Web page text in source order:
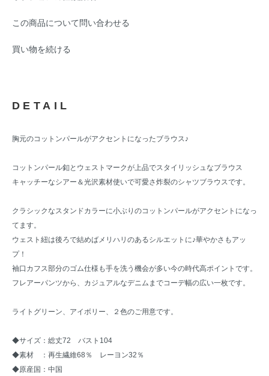
この商品について問い合わせる
買い物を続ける
DETAIL
胸元のコットンパールがアクセントになったブラウス♪
コットンパール釦とウェストマークが上品でスタイリッシュなブラウス
キャッチーなシアー＆光沢素材使いで可愛さ炸裂のシャツブラウスです。
クラシックなスタンドカラーに小ぶりのコットンパールがアクセントになっ
てます。
ウェスト紐は後ろで結めばメリハリのあるシルエットに♪華やかさもアッ
プ！
袖口カフス部分のゴム仕様も手を洗う機会が多い今の時代高ポイントです。
フレアーパンツから、カジュアルなデニムまでコーデ幅の広い一枚です。
ライトグリーン、アイボリー、２色のご用意です。
◆サイズ：総丈72 バスト104
◆素材 ：再生繊維68％ レーヨン32％
◆原産国：中国